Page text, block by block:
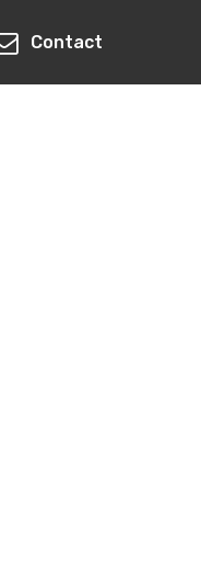
Contact